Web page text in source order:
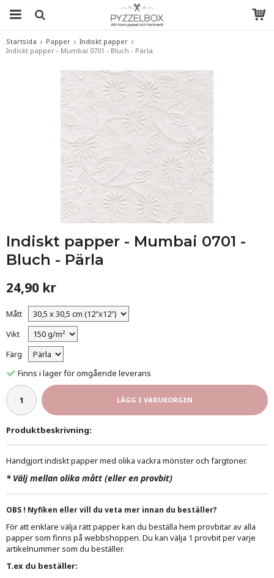
Startsida Papper
Indiskt papper
Indiskt papper - Mumbai 0701 - Bluch - Pärla
Indiskt papper - Mumbai 0701 -
Bluch - Pärla
24,90 kr
Mått
Vikt
Färg
Finns i lager för omgående leverans
LÄGG I VARUKORGEN
Produktbeskrivning:
Handgjort indiskt papper med olika vackra mönster och färgtoner.
* Välj mellan olika mått (eller en provbit)
OBS ! Nyfiken eller vill du veta mer innan du beställer?
För att enklare välja rätt papper kan du beställa hem provbitar av alla
papper som finns på webbshoppen. Du kan välja 1 provbit per varje
artikelnummer som du beställer.
T.ex du beställer: